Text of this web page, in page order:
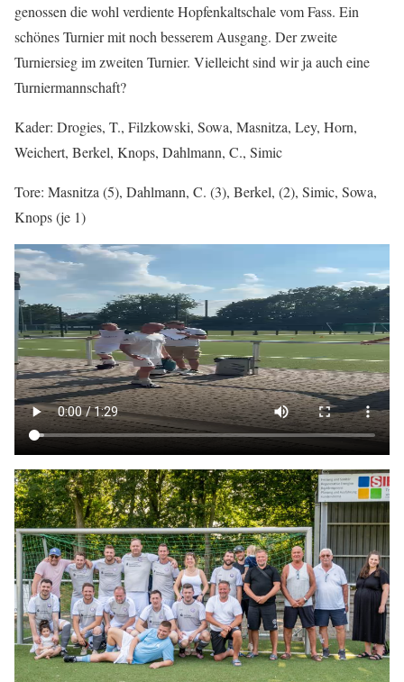
genossen die wohl verdiente Hopfenkaltschale vom Fass. Ein
schönes Turnier mit noch besserem Ausgang. Der zweite
Turniersieg im zweiten Turnier. Vielleicht sind wir ja auch eine
Turniermannschaft?
Kader: Drogies, T., Filzkowski, Sowa, Masnitza, Ley, Horn,
Weichert, Berkel, Knops, Dahlmann, C., Simic
Tore: Masnitza (5), Dahlmann, C. (3), Berkel, (2), Simic, Sowa,
Knops (je 1)